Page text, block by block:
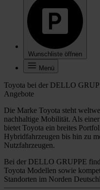
Wunschliste öffnen
Menü
Toyota bei der DELLO
Angebote
Die Marke Toyota steht
nachhaltige Mobilität. Als
bietet Toyota ein breites
Hybridfahrzeugen bis hin zu
Nutzfahrzeugen.
Bei der DELLO GRUPPE
Toyota Modellen sowie
Standorten im Norden